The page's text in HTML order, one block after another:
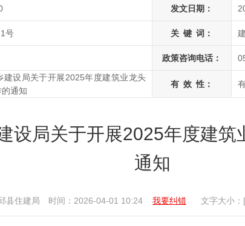
发文日期：
号 关 键 词：
政策咨询电话：
建设局关于开展2025年度建筑业龙头
通知
有 效 性：
设局关于开展2025年度建筑
通知
县住建局 时间：2026-04-01 10:24 我要纠错 文字大小：[